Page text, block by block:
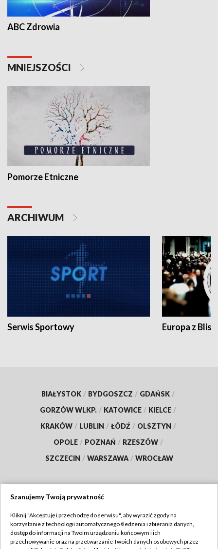
ABC Zdrowia
MNIEJSZOŚCI
Pomorze Etniczne
ARCHIWUM
Serwis Sportowy Europa z
BIAŁYSTOK / BYDGOSZCZ / GDAŃSK /
GORZÓW WLKP. / KATOWICE / KIELCE /
KRAKÓW / LUBLIN / ŁÓDŹ / OLSZTYN /
OPOLE / POZNAŃ / RZESZÓW /
SZCZECIN / WARSZAWA / WROCŁAW
TVP
Abonament TVP
Regulamin TVP
Szanujemy Twoją prywatność
Kliknij "Akceptuję i przechodzę do serwisu", aby wyrazić zgody na
korzystanie z technologii automatycznego śledzenia i zbierania danych,
dostęp do informacji na Twoim urządzeniu końcowym i ich
przechowywanie oraz na przetwarzanie Twoich danych osobowych przez